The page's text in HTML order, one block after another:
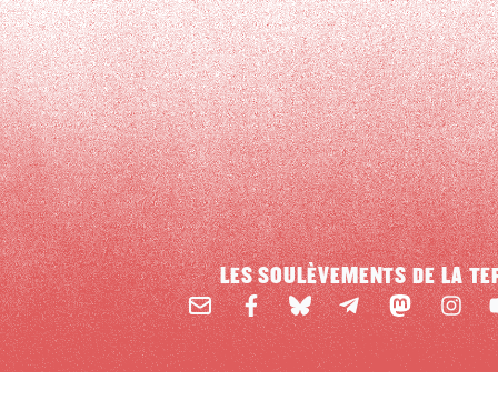
Email FacebookBlueSky Mastodon
LES SOULÈVEMENTS DE LA